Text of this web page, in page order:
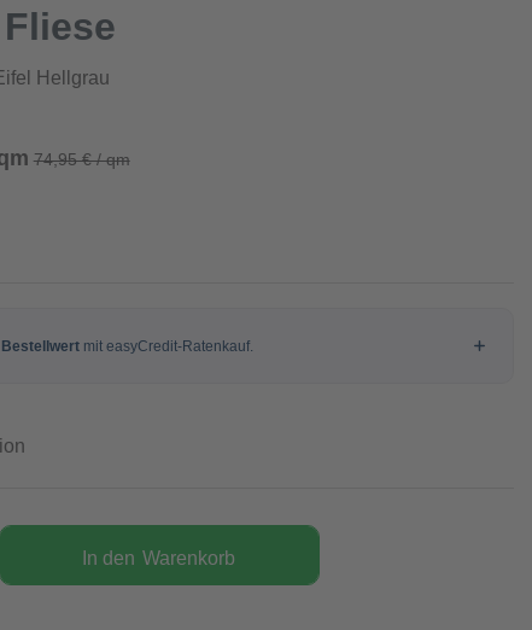
Hellgrau
74,95 € / qm
In den Warenkorb